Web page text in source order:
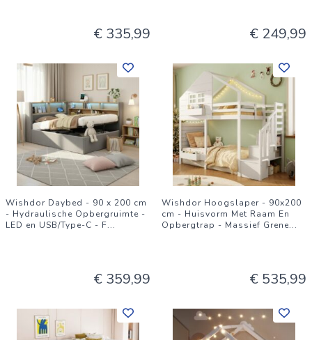
€ 335,99 € 249,99
Wishdor Daybed - 90 x 200 cm
- Hydraulische Opbergruimte -
LED en USB/Type-C - F...
€ 359,99
Wishdor Hoogslaper - 90x200
cm - Huisvorm Met Raam En
Opbergtrap - Massief Grene...
€ 535,99